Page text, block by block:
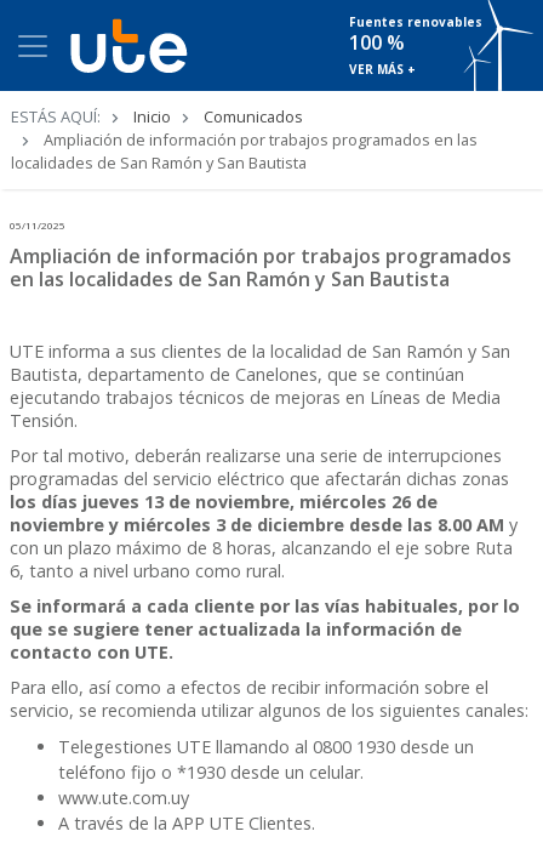
Fuentes renovables
100 %
VER MÁS +
ESTÁS AQUÍ: Inicio
Comunicados
Ampliación de información por trabajos programados en las
localidades de San Ramón y San Bautista
05/11/2025
Ampliación de información por trabajos programados
en las localidades de San Ramón y San Bautista
UTE informa a sus clientes de la localidad de San Ramón y San
Bautista, departamento de Canelones, que se continúan
ejecutando trabajos técnicos de mejoras en Líneas de Media
Tensión.
Por tal motivo, deberán realizarse una serie de interrupciones
programadas del servicio eléctrico que afectarán dichas zonas
los días jueves 13 de noviembre, miércoles 26 de
noviembre y miércoles 3 de diciembre desde las 8.00 AM y
con un plazo máximo de 8 horas, alcanzando el eje sobre Ruta
6, tanto a nivel urbano como rural.
Se informará a cada cliente por las vías habituales, por lo
que se sugiere tener actualizada la información de
contacto con UTE.
Para ello, así como a efectos de recibir información sobre el
servicio, se recomienda utilizar algunos de los siguientes canales:
Telegestiones UTE llamando al 0800 1930 desde un
teléfono fijo o *1930 desde un celular.
www.ute.com.uy
A través de la APP UTE Clientes.